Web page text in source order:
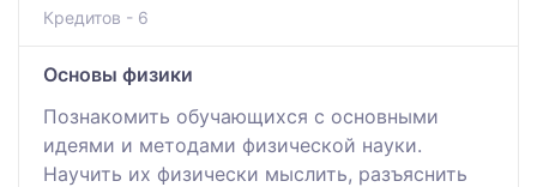
Кредитов - 6
Основы физики
Познакомить обучающихся с основными
идеями и методами физической науки.
Научить их физически мыслить, разъяснить